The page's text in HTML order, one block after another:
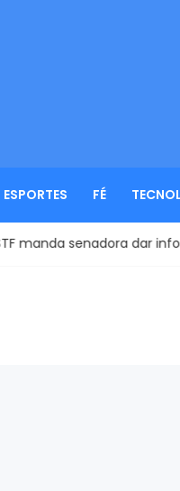
ESPORTES FÉ
senadora dar